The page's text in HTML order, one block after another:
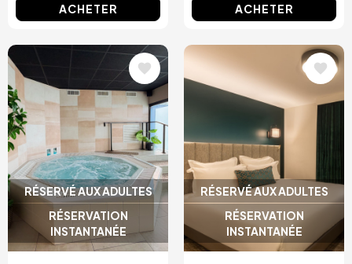
ACHETER ACHETER
RÉSERVÉ AUX ADULTES
RÉSERVATION
INSTANTANÉE
Image
RÉSERVÉ AUX ADULTES
RÉSERVATION
INSTANTANÉE
Image